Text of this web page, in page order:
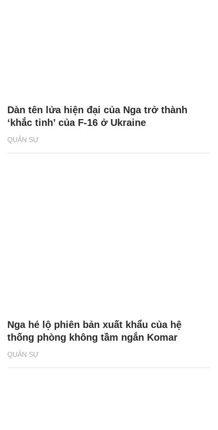
QUÂN SỰ
Dàn tên lửa hiện đại của Nga trở thành
‘khắc tinh’ của F-16 ở Ukraine
QUÂN SỰ
Nga hé lộ phiên bản xuất khẩu của hệ
thống phòng không tầm ngắn Komar